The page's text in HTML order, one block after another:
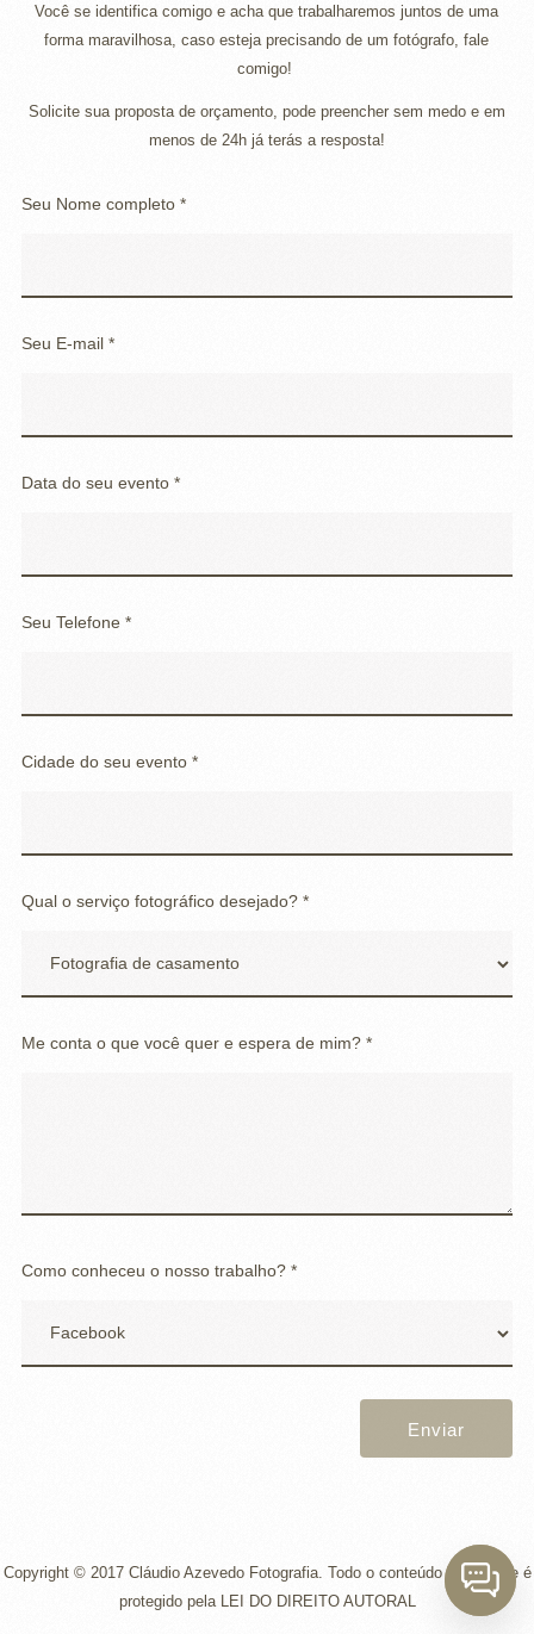
Você se identifica comigo e acha que trabalharemos juntos de uma
forma maravilhosa, caso esteja precisando de um fotógrafo, fale
comigo!
Solicite sua proposta de orçamento, pode preencher sem medo e em
menos de 24h já terás a resposta!
Seu Nome completo *
Seu E-mail *
Data do seu evento *
Seu Telefone *
Cidade do seu evento *
Qual o serviço fotográfico desejado? *
Me conta o que você quer e espera de mim? *
Como conheceu o nosso trabalho? *
Enviar
Copyright © 2017 Cláudio Azevedo Fotografia. Todo o conteúdo desse site é
protegido pela LEI DO DIREITO AUTORAL